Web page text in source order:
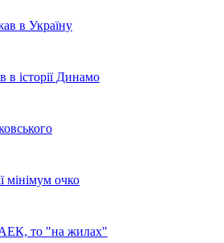
в Україну
в історії Динамо
мінімум очко
то "на жилах"